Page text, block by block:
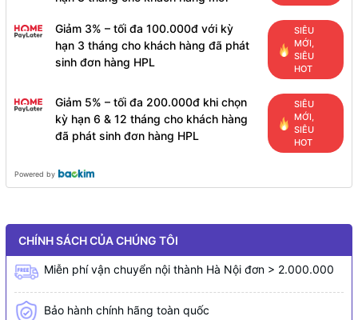
Giảm 3% – tối đa 100.000đ với kỳ
hạn 3 tháng cho khách hàng đã phát
sinh đơn hàng HPL
SIÊU
MỚI,
SIÊU
HOT
Giảm 5% – tối đa 200.000đ khi chọn
kỳ hạn 6 & 12 tháng cho khách hàng
đã phát sinh đơn hàng HPL
SIÊU
MỚI,
SIÊU
HOT
Powered by
CHÍNH SÁCH CỦA CHÚNG TÔI
Miễn phí vận chuyển nội thành Hà Nội đơn > 2.000.000
Bảo hành chính hãng toàn quốc